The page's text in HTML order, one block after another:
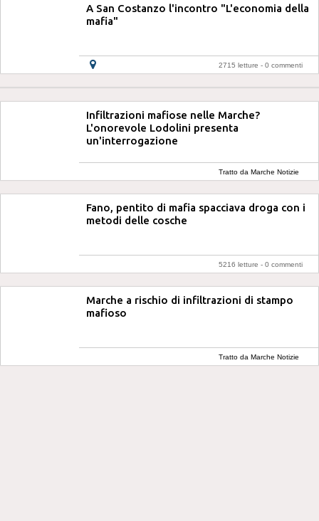
A San Costanzo l'incontro "L'economia della
mafia"
2715 letture - 0 commenti
Infiltrazioni mafiose nelle Marche?
L'onorevole Lodolini presenta
un'interrogazione
Tratto da Marche Notizie
Fano, pentito di mafia spacciava droga con i
metodi delle cosche
5216 letture - 0 commenti
Marche a rischio di infiltrazioni di stampo
mafioso
Tratto da Marche Notizie